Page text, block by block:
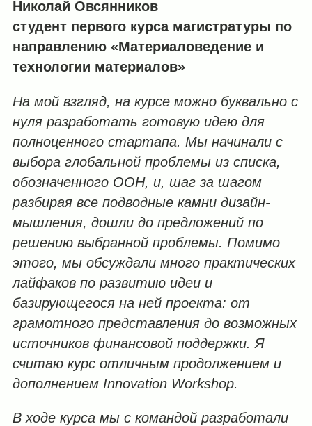
Николай Овсянников
студент первого курса магистратуры по
направлению «Материаловедение и
технологии материалов»
На мой взгляд, на курсе можно буквально с
нуля разработать готовую идею для
полноценного стартапа. Мы начинали с
выбора глобальной проблемы из списка,
обозначенного ООН, и, шаг за шагом
разбирая все подводные камни дизайн-
мышления, дошли до предложений по
решению выбранной проблемы. Помимо
этого, мы обсуждали много практических
лайфаков по развитию идеи и
базирующегося на ней проекта: от
грамотного представления до возможных
источников финансовой поддержки. Я
считаю курс отличным продолжением и
дополнением Innovation Workshop.
В ходе курса мы с командой разработали